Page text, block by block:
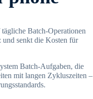
Batch-Operationen
und senkt die Kosten für
Batch-Aufgaben, die
mit langen Zykluszeiten –